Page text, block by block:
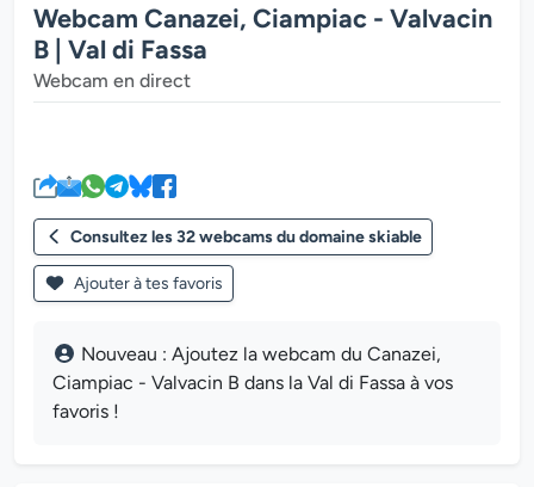
Webcam Canazei, Ciampiac - Valvacin
B | Val di Fassa
Webcam en direct
Consultez les 32 webcams du domaine skiable
Ajouter à tes favoris
Nouveau : Ajoutez la webcam du Canazei,
Ciampiac - Valvacin B dans la Val di Fassa à vos
favoris !